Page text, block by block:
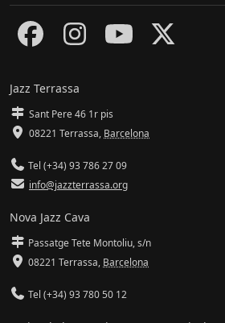
Jazz Terrassa
Sant Pere 46 1r pis
08221 Terrassa, Barcelona
Tel (+34) 93 786 27 09
info@jazzterrassa.org
Nova Jazz Cava
Passatge Tete Montoliu, s/n
08221 Terrassa, Barcelona
Tel (+34) 93 780 50 12